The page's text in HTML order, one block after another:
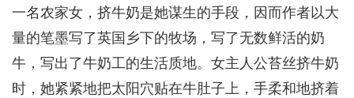
一名农家女，挤牛奶是她谋生的手段，因而作者以大
量的笔墨写了英国乡下的牧场，写了无数鲜活的奶
牛，写出了牛奶工的生活质地。女主人公苔丝挤牛奶
时，她紧紧地把太阳穴贴在牛肚子上，手柔和地挤着